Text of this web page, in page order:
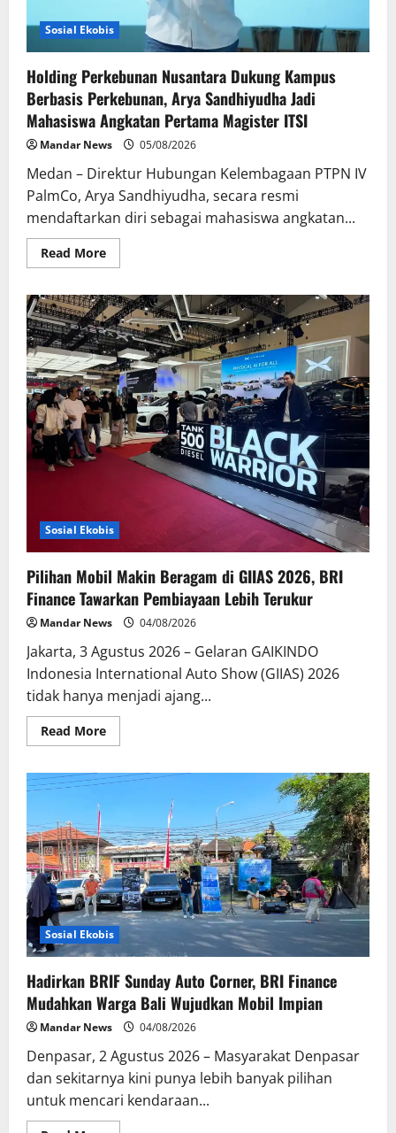
Sosial Ekobis
Holding Perkebunan Nusantara Dukung Kampus
Berbasis Perkebunan, Arya Sandhiyudha Jadi
Mahasiswa Angkatan Pertama Magister ITSI
Mandar News 05/08/2026
Medan – Direktur Hubungan Kelembagaan PTPN IV
PalmCo, Arya Sandhiyudha, secara resmi
mendaftarkan diri sebagai mahasiswa angkatan...
Read MoreRead
more
Perkebunan
Nusantara
Dukung
Kampus
Berbasis
Perkebunan,
Arya
Sandhiyudha
Jadi
Mahasiswa
Angkatan
Pertama
Magister
ITSI
Sosial Ekobis
Pilihan Mobil Makin Beragam di GIIAS 2026, BRI
Finance Tawarkan Pembiayaan Lebih Terukur
Mandar News 04/08/2026
Jakarta, 3 Agustus 2026 – Gelaran GAIKINDO
Indonesia International Auto Show (GIIAS) 2026
tidak hanya menjadi ajang...
Read MoreRead
more
Mobil
GIIAS
2026,
BRI
Finance
Tawarkan
Pembiayaan
Lebih
Terukur
Sosial Ekobis
Hadirkan BRIF Sunday Auto Corner, BRI Finance
Mudahkan Warga Bali Wujudkan Mobil Impian
Mandar News 04/08/2026
Denpasar, 2 Agustus 2026 – Masyarakat Denpasar
dan sekitarnya kini punya lebih banyak pilihan
untuk mencari kendaraan...